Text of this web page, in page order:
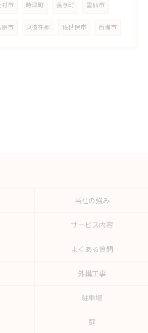
村市 時津町 長与町 雲仙市
原市 東彼杵郡 佐世保市 西海市
当社の強み
サービス内容
よくある質問
外構工事
駐車場
庭